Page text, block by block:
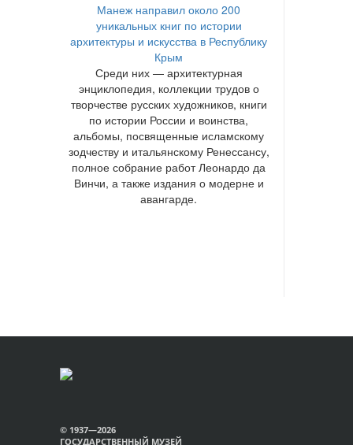
Манеж направил около 200
уникальных книг по истории
архитектуры и искусства в Республику
Крым
Среди них — архитектурная
энциклопедия, коллекции трудов о
творчестве русских художников, книги
по истории России и воинства,
альбомы, посвященные исламскому
зодчеству и итальянскому Ренессансу,
полное собрание работ Леонардо да
Винчи, а также издания о модерне и
авангарде.
© 1937—2026
ГОСУДАРСТВЕННЫЙ МУЗЕЙ